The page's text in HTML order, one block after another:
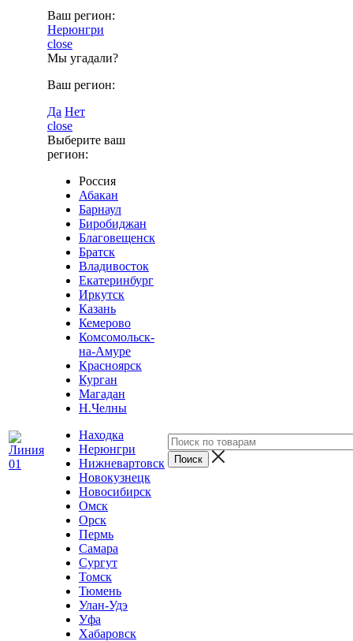
Ваш регион:
Нерюнгри
close
Мы угадали?
Ваш регион:
Да Нет
close
Выберите ваш
регион:
Россия
Абакан
Барнаул
Биробиджан
Благовещенск
Братск
Владивосток
Екатеринбург
Иркутск
Казань
Кемерово
Комсомольск-
на-Амуре
Красноярск
Курган
Магадан
Н.Челны
Находка
Нерюнгри
Нижневартовск
Новокузнецк
Новосибирск
Омск
Орск
Пермь
Самара
Сургут
Томск
Тюмень
Улан-Удэ
Уфа
Хабаровск